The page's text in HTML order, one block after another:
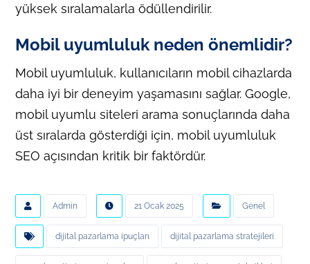
yüksek sıralamalarla ödüllendirilir.
Mobil uyumluluk neden önemlidir?
Mobil uyumluluk, kullanıcıların mobil cihazlarda
daha iyi bir deneyim yaşamasını sağlar. Google,
mobil uyumlu siteleri arama sonuçlarında daha
üst sıralarda gösterdiği için, mobil uyumluluk
SEO açısından kritik bir faktördür.
Admin 21 Ocak 2025 Genel
dijital pazarlama ipuçları dijital pazarlama stratejileri